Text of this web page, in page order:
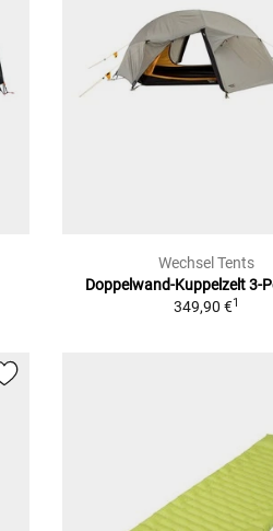
Wechsel Tents
Doppelwand-Kuppelzelt 3-
349,90 €1